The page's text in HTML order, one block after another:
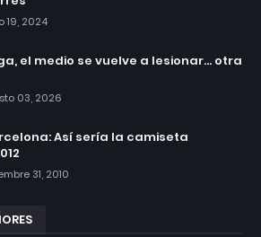
19, 2024
el medio se vuelve a lesionar... otra
03, 2026
Así sería la camiseta
31, 2010